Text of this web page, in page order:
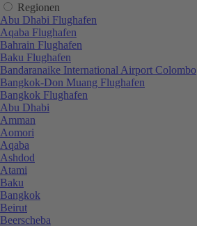
Regionen
Abu Dhabi Flughafen
Aqaba Flughafen
Bahrain Flughafen
Baku Flughafen
Bandaranaike International Airport Colombo
Bangkok-Don Muang Flughafen
Bangkok Flughafen
Abu Dhabi
Amman
Aomori
Aqaba
Ashdod
Atami
Baku
Bangkok
Beirut
Beerscheba